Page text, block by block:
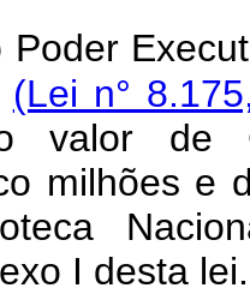
Poder
(Lei n°
valor de
milhões e
I desta lei.